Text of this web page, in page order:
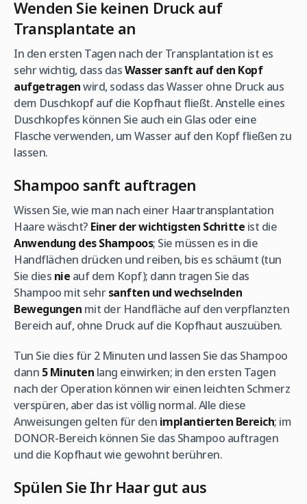
Wenden Sie keinen Druck auf
Transplantate an
In den ersten Tagen nach der Transplantation ist es
sehr wichtig, dass dasWasser sanft auf den Kopf
aufgetragenwird, sodass das Wasser ohne Druck aus
dem Duschkopf auf die Kopfhaut fließt. Anstelle eines
Duschkopfes können Sie auch ein Glas oder eine
Flasche verwenden, um Wasser auf den Kopf fließen zu
lassen.
Shampoo sanft auftragen
Wissen Sie, wie man nach einer Haartransplantation
Haare wäscht? Einer der wichtigsten Schritte ist die
Anwendung des Shampoos; Sie müssen es in die
Handflächen drücken und reiben, bis es schäumt (tun
Sie dies nie auf dem Kopf); dann tragen Sie das
Shampoo mit sehrsanften und wechselnden
Bewegungen mit der Handfläche auf den verpflanzten
Bereich auf, ohne Druck auf die Kopfhaut auszuüben.
Tun Sie dies für 2 Minuten und lassen Sie das Shampoo
dann 5 Minuten lang einwirken; in den ersten Tagen
nach der Operation können wir einen leichten Schmerz
verspüren, aber das ist völlig normal. Alle diese
Anweisungen gelten für den implantierten Bereich; im
DONOR-Bereich können Sie das Shampoo auftragen
und die Kopfhaut wie gewohnt berühren.
Spülen Sie Ihr Haar gut aus